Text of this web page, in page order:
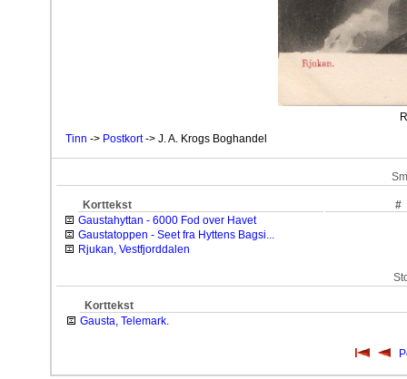
Tinn -> Postkort-> J. A. Krogs Boghandel
Korttekst
#
Gaustahyttan - 6000 Fod over Havet
Gaustatoppen - Seet fra Hyttens Bagsi...
Rjukan, Vestfjorddalen
Korttekst
Gausta, Telemark.